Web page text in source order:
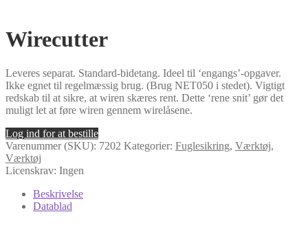
Wirecutter
Leveres separat. Standard-bidetang. Ideel til ‘engangs’-opgaver.
Ikke egnet til regelmæssig brug. (Brug NET050 i stedet). Vigtigt
redskab til at sikre, at wiren skæres rent. Dette ‘rene snit’ gør det
muligt let at føre wiren gennem wirelåsene.
Log ind for at bestille
Varenummer (SKU): 7202 Kategorier: Fuglesikring, Værktøj,
Værktøj
Licenskrav: Ingen
Beskrivelse
Datablad